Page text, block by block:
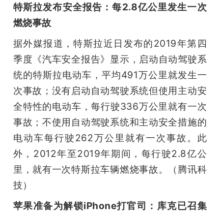
特斯拉发布安全报告：每2.8亿公里发生一次
燃烧事故
据外媒报道，特斯拉近日发布的2019年第四
季度《汽车安全报告》显示，启动自动驾驶系
统的特斯拉电动车，平均491万公里就发生一
次事故；没有启动自动驾驶系统但使用主动安
全特性的电动车，每行驶336万公里就有一次
事故；不使用自动驾驶系统和主动安全措施的
电动车每行驶262万公里就有一次事故。此
外，2012年至2019年期间，每行驶2.8亿公
里，就有一次特斯拉车辆燃烧事故。（腾讯科
技）
苹果准备为解锁iPhone打官司：库克已召集